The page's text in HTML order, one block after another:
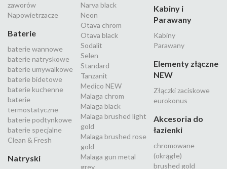
zaworów
Napowietrzacze
Baterie
baterie wannowe
baterie natryskowe
baterie umywalkowe
baterie bidetowe
baterie kuchenne
baterie
termostatyczne
baterie podtynkowe
baterie specjalne
Clean & Fresh
Natryski
Narva black
Neon
Otava chrom
Otava black
Sodalit
Selen
Standard
Tanzanit
Medico NEW
Malaga chrom
Malaga black
Malaga brushed light
gold
Malaga brushed rose
gold
Malaga gun metal
grey
Kabiny i
Parawany
Kabiny
Parawany
Elementy złączne
NEW
Złączki zaciskowe
eurokonus
Akcesoria do
łazienki
chromowane
(okrągłe)
brushed gold